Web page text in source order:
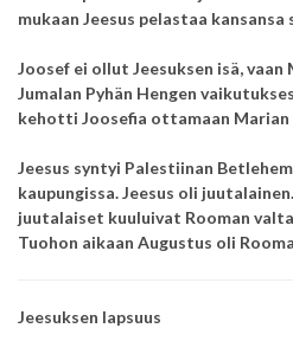
mukaan Jeesus pelastaa kansansa
Joosef ei ollut Jeesuksen isä,vaan
Jumalan Pyhän Hengen
kehotti Joosefia ottamaan Marian
Jeesus syntyi Palestiinan
kaupungissa.Jeesus oli juutalainen.
juutalaiset kuuluivat Rooman
Tuohon aikaan Augustus oli
Jeesuksen lapsuus